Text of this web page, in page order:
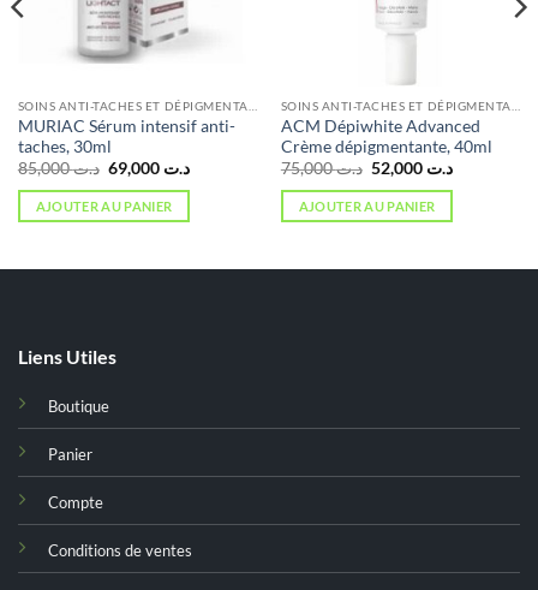
MURIAC Sérum intensif anti-
taches, 30ml
د.ت85,000
Le
prix
initial
était :
د.ت 69,000
Le
AJOUTER AU PANIER
ACM Dépiwhite Advanced
Crème dépigmentante, 40ml
د.ت75,000
Le
prix
initial
était :
د.ت 52,000
Le
AJOUTER AU PANIER
Liens Utiles
Boutique
Panier
Compte
Conditions de ventes